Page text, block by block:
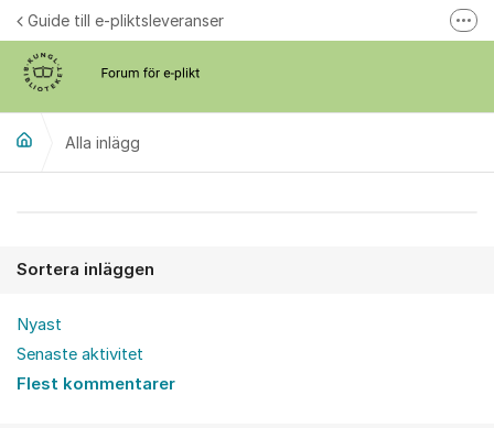
Hoppa till innehåll
Guide till e-pliktsleveranser
Alla inlägg
Sortera inläggen
Nyast
Senaste aktivitet
Flest kommentarer